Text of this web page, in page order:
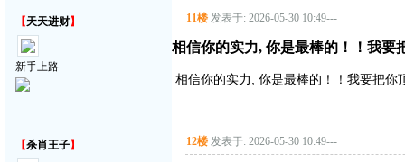
【天天进财】
新手上路
11楼 发表于: 2026-05-30 10:49---
相信你的实力, 你是最棒的！！我要
相信你的实力, 你是最棒的！！我要把你
【杀肖王子】 12楼 发表于: 2026-05-30 10:49---